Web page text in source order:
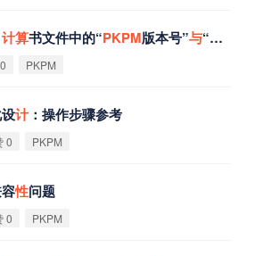
计算书文件中的“PKPM版本号”与“加密锁信息”如何暴露侵权？
PKPM
计：操作步骤参考
0 PKPM
性问题
0 PKPM